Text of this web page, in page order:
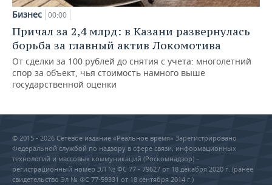
Бизнес 00:00
Причал за 2,4 млрд: в Казани развернулась
борьба за главный актив Локомотива
От сделки за 100 рублей до снятия с учета: многолетний
спор за объект, чья стоимость намного выше
государственной оценки
© 2015 - 2026 Сетевое издание «Реальное время» Зарегистрировано
Федеральной службой по надзору в сфере связи, информационных
технологий и массовых коммуникаций (Роскомнадзор) –
регистрационный номер ЭЛ № ФС 77 - 79627 от 18 декабря 2020 г. (ранее
свидетельство Эл № ФС 77-59331 от 18 сентября 2014 г.)